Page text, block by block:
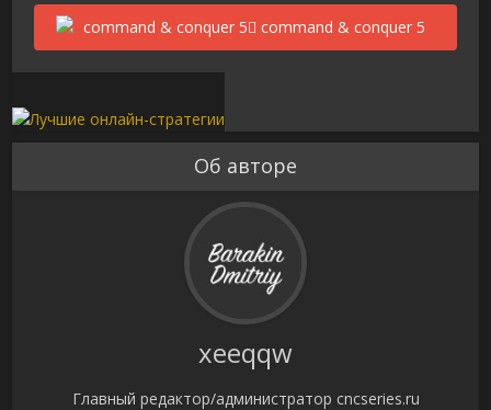
Об авторе
xeeqqw
Главный редактор/администратор cncseries.ru